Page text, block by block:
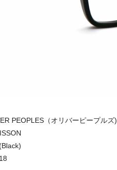
PEOPLES（オリバーピープルズ)